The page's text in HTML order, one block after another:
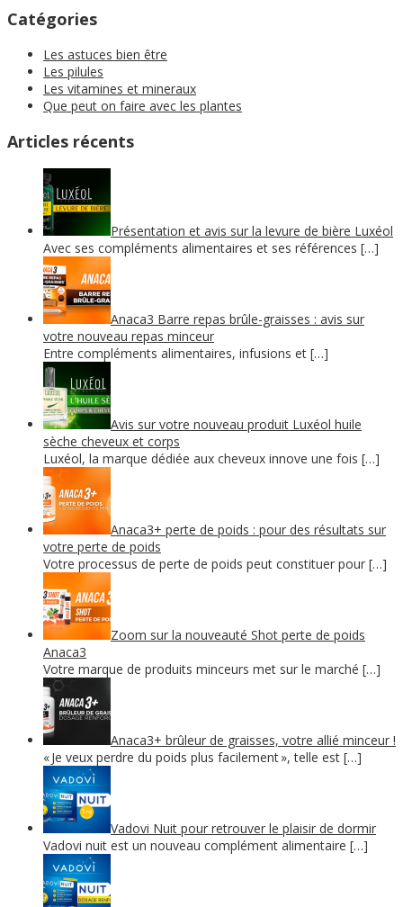
Catégories
Les astuces bien être
Les pilules
Les vitamines et mineraux
Que peut on faire avec les plantes
Articles récents
Présentation et avis sur la levure de bière Luxéol
Avec ses compléments alimentaires et ses références […]
Anaca3 Barre repas brûle-graisses : avis sur
votre nouveau repas minceur
Entre compléments alimentaires, infusions et […]
Avis sur votre nouveau produit Luxéol huile
sèche cheveux et corps
Luxéol, la marque dédiée aux cheveux innove une fois […]
Anaca3+ perte de poids : pour des résultats sur
votre perte de poids
Votre processus de perte de poids peut constituer pour […]
Zoom sur la nouveauté Shot perte de poids
Anaca3
Votre marque de produits minceurs met sur le marché […]
Anaca3+ brûleur de graisses, votre allié minceur !
« Je veux perdre du poids plus facilement », telle est […]
Vadovi Nuit pour retrouver le plaisir de dormir
Vadovi nuit est un nouveau complément alimentaire […]